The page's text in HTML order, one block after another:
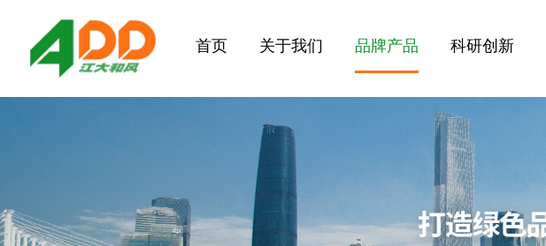
首页 关于我们 品牌产品 科研创新